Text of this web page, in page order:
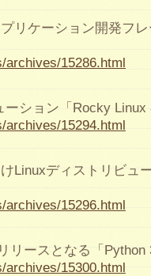
リケーション開発フ
archives/15286.html
ーション「Rocky Linux
archives/15294.html
Linuxディストリビュ
archives/15296.html
リースとなる「Python
archives/15300.html